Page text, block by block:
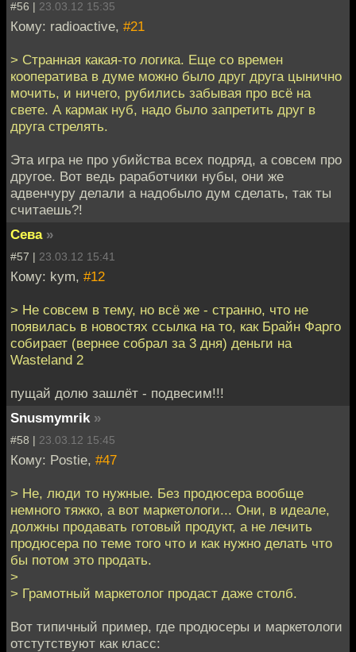
#56 | 23.03.12 15:35
Кому: radioactive, #21
> Странная какая-то логика. Еще со времен
кооператива в думе можно было друг друга цынично
мочить, и ничего, рубились забывая про всё на
свете. А кармак нуб, надо было запретить друг в
друга стрелять.
Эта игра не про убийства всех подряд, а совсем про
другое. Вот ведь раработчики нубы, они же
адвенчуру делали а надобыло дум сделать, так ты
считаешь?!
Сева »
#57 | 23.03.12 15:41
Кому: kym, #12
> Не совсем в тему, но всё же - странно, что не
появилась в новостях ссылка на то, как Брайн Фарго
собирает (вернее собрал за 3 дня) деньги на
Wasteland 2
пущай долю зашлёт - подвесим!!!
Snusmymrik »
#58 | 23.03.12 15:45
Кому: Postie, #47
> Не, люди то нужные. Без продюсера вообще
немного тяжко, а вот маркетологи... Они, в идеале,
должны продавать готовый продукт, а не лечить
продюсера по теме того что и как нужно делать что
бы потом это продать.
>
> Грамотный маркетолог продаст даже столб.
Вот типичный пример, где продюсеры и маркетологи
отстутствуют как класс: